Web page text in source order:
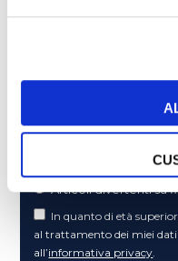
Cosa ti piace leggere?
Articoli dedicati alla
Articoli dedicati a
Articoli con tips e
Articoli divertenti su
In quanto di età
al trattamento dei miei
all’informativa privacy